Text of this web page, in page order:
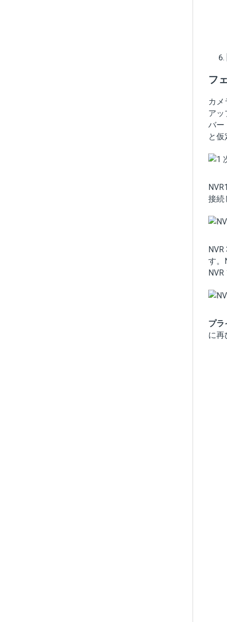
フ
カ
アッ
バー
と
接続
す。
プラ
に再